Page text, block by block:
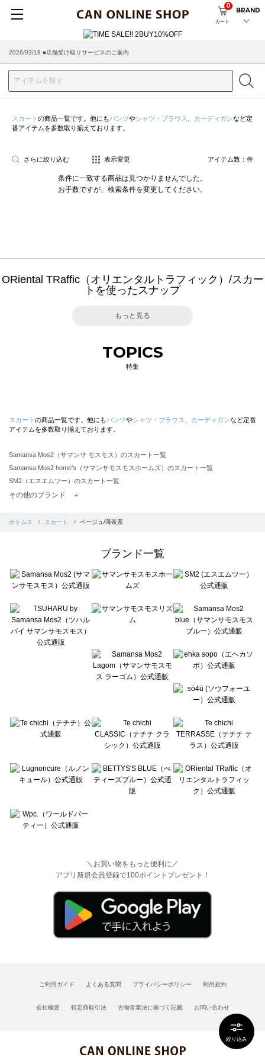
カート
0
BRAND
2026/03/18 ■店舗受け取りサービスのご案内
絞り込み
スカート の商品一覧です。他にもパンツやシャツ・ブラウス カーディガンなど定
番アイテムを多数取り揃えております。
さらに絞り込む 表示変更 アイテム数： 件
条件に一致する商品は見つかりませんでした。
お手数ですが、検索条件を変更してください。
ORiental TRaffic（オリエンタルトラフィック）/スカー
トを使ったスナップ
もっと見る
TOPICS
特集
スカート の商品一覧です。他にもパンツやシャツ・ブラウス カーディガンなど定番
アイテムを多数取り揃えております。
Samansa Mos2（サマンサ モスモス）のスカート一覧
Samansa Mos2 home's（サマンサモスモスホームズ）のスカート一覧
SM2（エスエムツー）のスカート一覧
TSUHARU by Samansa Mos2（ツハルバイサマンサモスモス）のスカート一覧
Samansa Mos2 blue（サマンサモスモス ブルー）のスカート一覧
sō4ū（ソウフォーユー）のスカート一覧
Te chichi（テチチ）のスカート一覧
Te chichi CLASSIC（テチチ クラシック）のスカート一覧
Lugnoncure（ルノンキュール）のスカート一覧
BETTY'S BLUE（べティーズブルー）のスカート一覧
Wpc.（ワールドパーティー）のスカート一覧
その他のブランド ＋
ボトムス スカート ベージュ/薄茶系
ブランド一覧
＼お買い物をもっと便利に／
アプリ新規会員登録で100ポイントプレゼント！
ご利用ガイド よくある質問 プライバシーポリシー 利用規約
会社概要 特定商取引法 古物営業法に基づく記載 お問い合わせ